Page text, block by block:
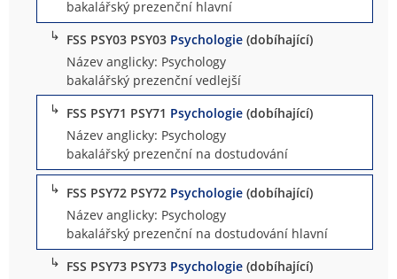
bakalářský prezenční hlavní
↳ FSS PSY03 PSY03 Psychologie (dobíhající)
Název anglicky: Psychology
bakalářský prezenční vedlejší
↳ FSS PSY71 PSY71 Psychologie (dobíhající)
Název anglicky: Psychology
bakalářský prezenční na dostudování
↳ FSS PSY72 PSY72 Psychologie (dobíhající)
Název anglicky: Psychology
bakalářský prezenční na dostudování hlavní
↳ FSS PSY73 PSY73 Psychologie (dobíhající)